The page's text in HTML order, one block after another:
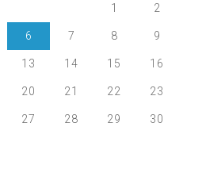
1 2
6 7 8 9
13 14 15 16
20 21 22 23
27 28 29 30